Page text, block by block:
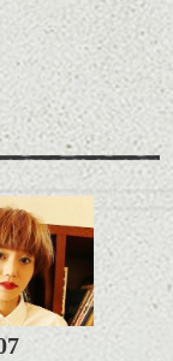
見せやす
法は全体
、
ルを混ぜ
み、なじま
とのえな
ンジする
す。
イルチェ
ラーリン
カット。
け感を演
おすすめ
ージュカ
ヤと透明
せやす